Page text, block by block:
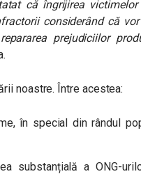
că îngrijirea
considerând că
prejudiciilor
noastre. Între acestea:
în special din rândul
substanțială a ONG-